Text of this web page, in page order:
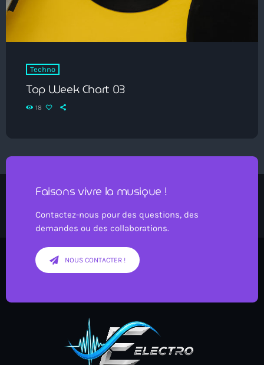
Techno
Top Week Chart 03
18
Faisons vivre la musique !
Contactez-nous pour des questions, des
demandes ou des collaborations.
NOUS CONTACTER !